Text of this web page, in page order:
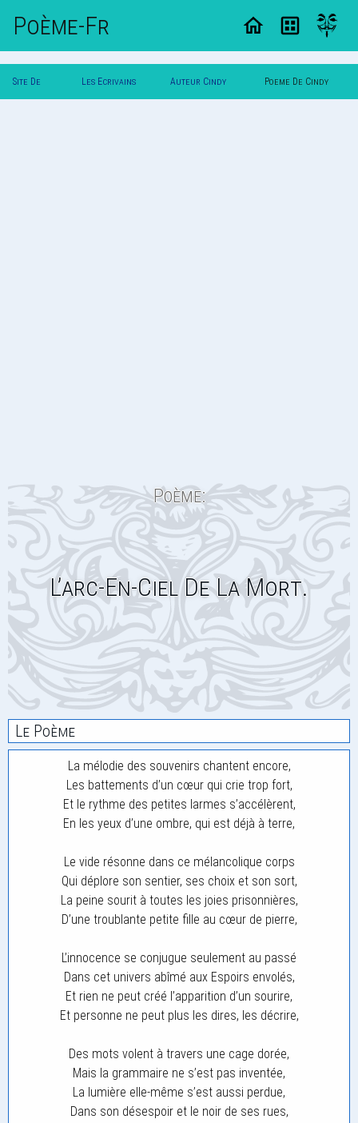
Poème-Fr
Site De Les Ecrivains Auteur Cindy Poeme De Cindy
Poème:
L’arc-En-Ciel De La Mort.
Le Poème
La mélodie des souvenirs chantent encore,
Les battements d’un cœur qui crie trop fort,
Et le rythme des petites larmes s’accélèrent,
En les yeux d’une ombre, qui est déjà à terre,
Le vide résonne dans ce mélancolique corps
Qui déplore son sentier, ses choix et son sort,
La peine sourit à toutes les joies prisonnières,
D’une troublante petite fille au cœur de pierre,
L’innocence se conjugue seulement au passé
Dans cet univers abîmé aux Espoirs envolés,
Et rien ne peut créé l’apparition d’un sourire,
Et personne ne peut plus les dires, les décrire,
Des mots volent à travers une cage dorée,
Mais la grammaire ne s’est pas inventée,
La lumière elle-même s’est aussi perdue,
Dans son désespoir et le noir de ses rues,